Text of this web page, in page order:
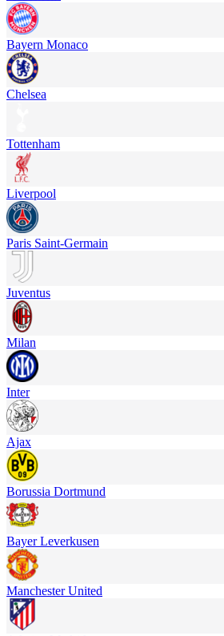
Bayern Monaco
Chelsea
Tottenham
Liverpool
Paris Saint-Germain
Juventus
Milan
Inter
Ajax
Borussia Dortmund
Bayer Leverkusen
Manchester United